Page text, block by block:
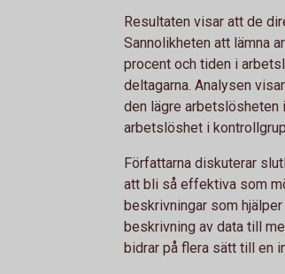
Resultaten visar att de
Sannolikheten att lämna
procent och tiden i
deltagarna. Analysen
den lägre arbetslösheten
arbetslöshet i
Författarna diskuterar
att bli så effektiva som
beskrivningar som
beskrivning av data till
bidrar på flera sätt till en